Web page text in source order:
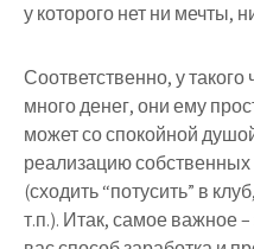
у которого нет ни мечты,
Соответственно, у такого
много денег, они ему
может со спокойной
реализацию
(сходить “потусить” в
т.п.). Итак,самое важное